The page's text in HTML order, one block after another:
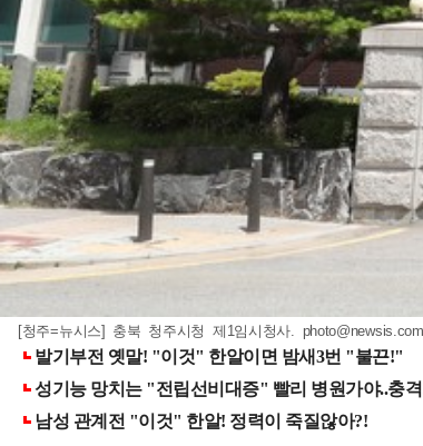
[청주=뉴시스] 충북 청주시청 제1임시청사. photo@newsis.com